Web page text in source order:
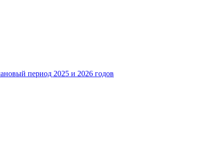
период 2025 и 2026 годов